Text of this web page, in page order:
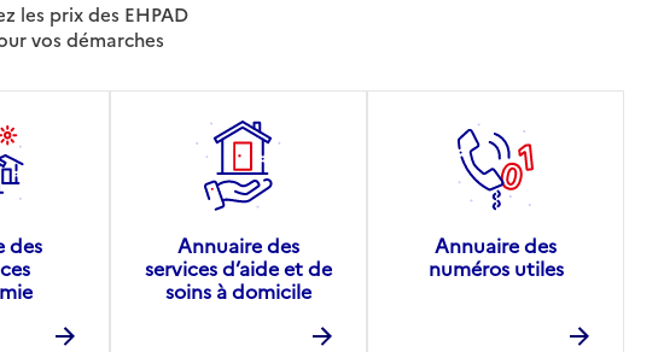
les prix des EHPAD
vos démarches
des
Annuaire des
services d’aide et de
soins à domicile
Annuaire des
numéros utiles